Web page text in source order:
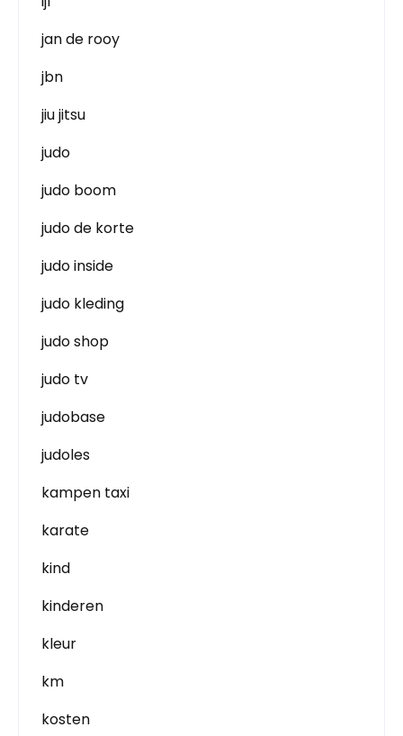
jan de rooy
jbn
jiu jitsu
judo
judo boom
judo de korte
judo inside
judo kleding
judo shop
judo tv
judobase
judoles
kampen taxi
karate
kind
kinderen
kleur
km
kosten